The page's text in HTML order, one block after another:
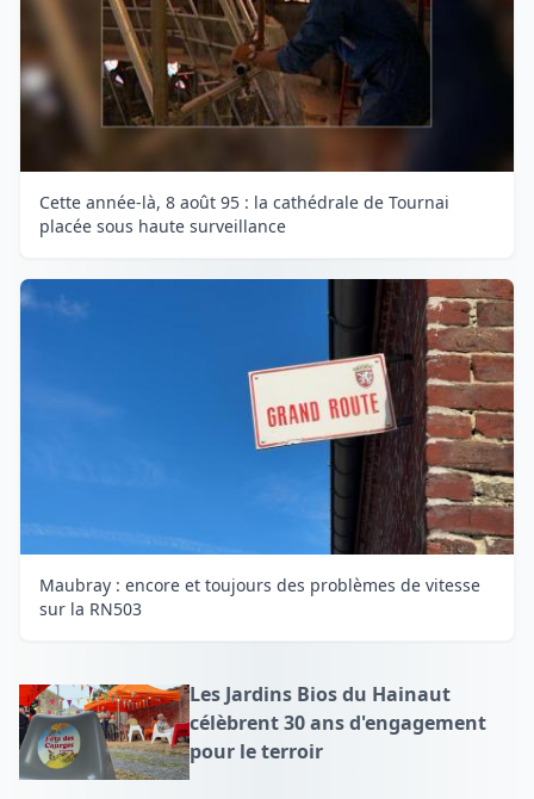
Cette année-là, 8 août 95 : la cathédrale de Tournai
placée sous haute surveillance
Maubray : encore et toujours des problèmes de vitesse
sur la RN503
Les Jardins Bios du Hainaut
célèbrent 30 ans d'engagement
pour le terroir